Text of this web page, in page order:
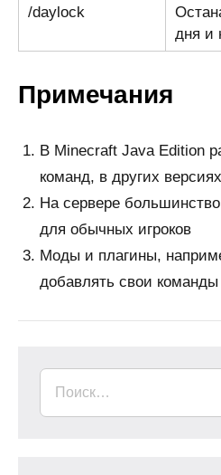
/daylock
дня и
Примечания
В Minecraft Java Edition
команд, в других
На сервере
для обычных игроков
Моды и плагины,
добавлять свои команды